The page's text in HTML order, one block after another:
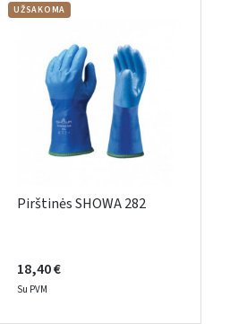
UŽSAKOMA
Pirštinės SHOWA 282
18,40 €
Su PVM
Dar neturite paskyros?